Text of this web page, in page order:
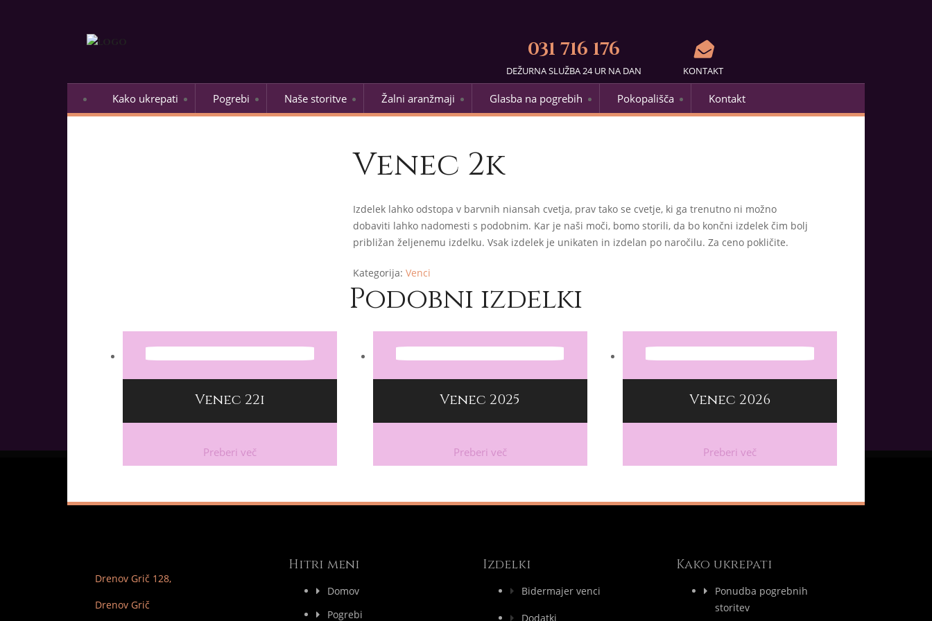
031 716 176
DEŽURNA SLUŽBA 24 UR NA DAN KONTAKT
Kako ukrepati Pogrebi Naše storitve Žalni aranžmaji Glasba na pogrebih Pokopališča Kontakt
Venec 2k
Izdelek lahko odstopa v barvnih niansah cvetja, prav tako se cvetje, ki ga trenutno ni možno
dobaviti lahko nadomesti s podobnim. Kar je naši moči, bomo storili, da bo končni izdelek čim bolj
približan željenemu izdelku. Vsak izdelek je unikaten in izdelan po naročilu. Za ceno pokličite.
Kategorija:Venci
Podobni izdelki
Venec 22i
Preberi več
Venec 2025
Preberi več
Venec 2026
Preberi več
Drenov Grič 128,
Drenov Grič
Hitri meni
Domov
Pogrebi
Izdelki
Bidermajer venci
Dodatki
Kako ukrepati
Ponudba pogrebnih
storitev